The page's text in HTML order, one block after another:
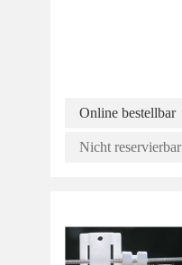
Online bestellbar
Nicht reservierbar